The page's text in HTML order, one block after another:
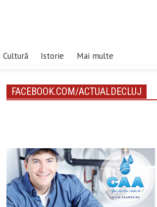
Cultură Istorie Mai multe
FACEBOOK.COM/ACTUALDECLUJ